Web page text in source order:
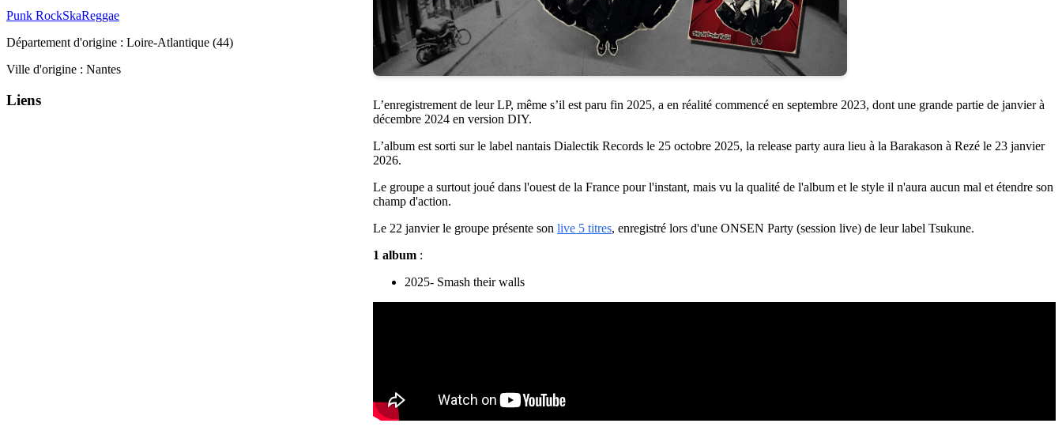
Punk RockSkaReggae
Département d'origine : Loire-Atlantique (44)
Ville d'origine : Nantes
Liens
L’enregistrement de leur LP, même s’il est paru fin 2025, a en réalité commencé en septembre 2023, dont une grande partie de janvier à
décembre 2024 en version DIY.
L’album est sorti sur le label nantais Dialectik Records le 25 octobre 2025, la release party aura lieu à la Barakason à Rezé le 23 janvier
2026.
Le groupe a surtout joué dans l'ouest de la France pour l'instant, mais vu la qualité de l'album et le style il n'aura aucun mal et étendre son
champ d'action.
Le 22 janvier le groupe présente son live 5 titres, enregistré lors d'une ONSEN Party (session live) de leur label Tsukune.
1 album :
2025- Smash their walls